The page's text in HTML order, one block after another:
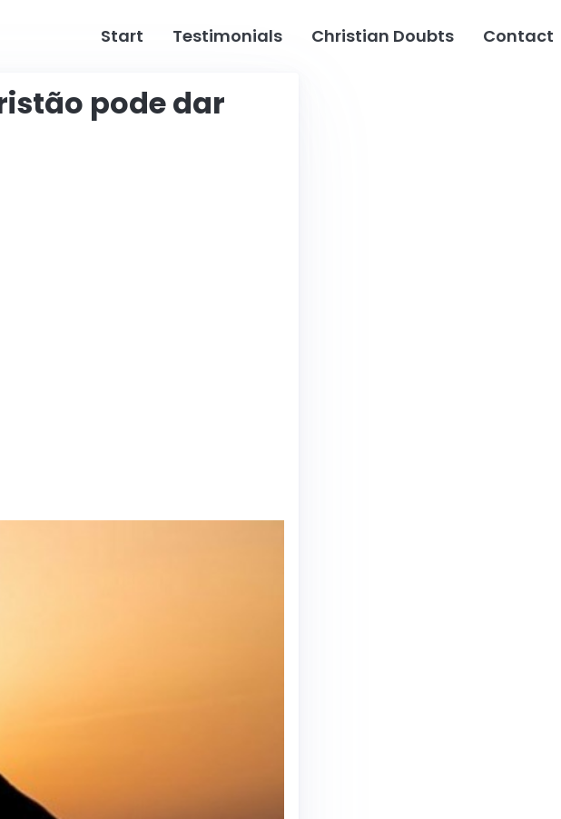
Start Testimonials Christian Doubts Contact
pode dar